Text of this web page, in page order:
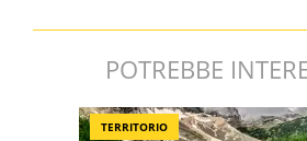
POTREBBE
TERRITORIO